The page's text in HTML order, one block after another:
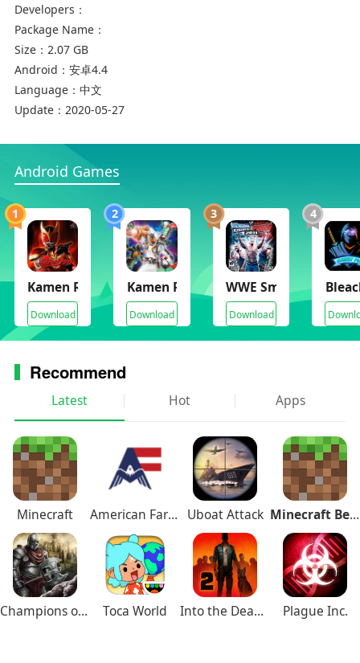
Developers：
Package Name：
Size： 2.07 GB
Android： 安卓4.4
Language： 中文
Update： 2020-05-27
Android Games
1
Kamen Rider
Download
2
Kamen Rider Climax Heroes Fourze
Download
3
WWE SmackDown
Download
4
Recommend
Latest Hot Apps
Minecraft American Farming Uboat Attack Minecraft Beta
Champions of Avan Toca World Into the Dead 2 Plague Inc.